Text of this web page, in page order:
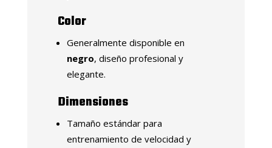
Color
Generalmente disponible en
negro, diseño profesional y
elegante.
Dimensiones
Tamaño estándar para
entrenamiento de velocidad y